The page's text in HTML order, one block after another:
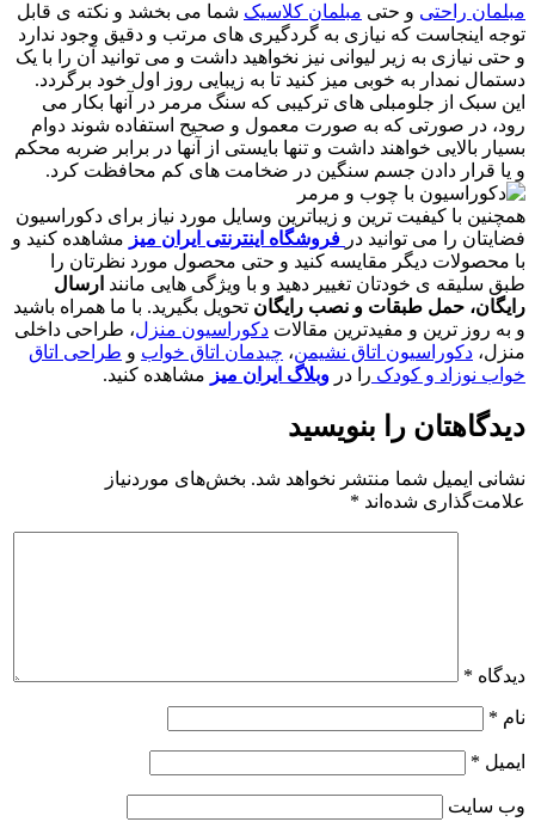
مبلمان راحتی و حتی مبلمان کلاسیک شما می بخشد و نکته ی قابل
توجه اینجاست که نیازی به گردگیری های مرتب و دقیق وجود ندارد
و حتی نیازی به زیر لیوانی نیز نخواهید داشت و می توانید آن را با یک
دستمال نمدار به خوبی میز کنید تا به زیبایی روز اول خود برگردد.
این سبک از جلومبلی های ترکیبی که سنگ مرمر در آنها بکار می
رود، در صورتی که به صورت معمول و صحیح استفاده شوند دوام
بسیار بالایی خواهند داشت و تنها بایستی از آنها در برابر ضربه محکم
و یا قرار دادن جسم سنگین در ضخامت های کم محافظت کرد.
همچنین با کیفیت ترین و زیباترین وسایل مورد نیاز برای دکوراسیون
فضایتان را می توانید در فروشگاه اینترنتی ایران میز مشاهده کنید و
با محصولات دیگر مقایسه کنید و حتی محصول مورد نظرتان را
طبق سلیقه ی خودتان تغییر دهید و با ویژگی هایی مانند ارسال
رایگان، حمل طبقات و نصب رایگان تحویل بگیرید. با ما همراه باشید
و به روز ترین و مفیدترین مقالات دکوراسیون منزل، طراحی داخلی
منزل، دکوراسیون اتاق نشیمن، چیدمان اتاق خواب و طراحی اتاق
خواب نوزاد و کودک را در وبلاگ ایران میز مشاهده کنید.
دیدگاهتان را بنویسید
نشانی ایمیل شما منتشر نخواهد شد. بخش‌های موردنیاز
علامت‌گذاری شده‌اند *
دیدگاه *
نام *
ایمیل *
وب‌ سایت